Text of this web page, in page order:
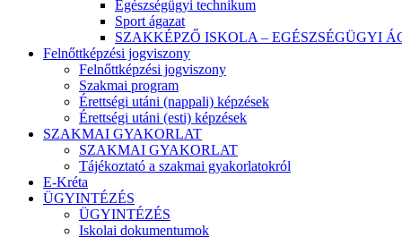
Egészségügyi technikum
Sport ágazat
SZAKKÉPZŐ ISKOLA – EGÉSZSÉGÜGYI
Felnőttképzési jogviszony
Felnőttképzési jogviszony
Szakmai program
Érettségi utáni (nappali) képzések
Érettségi utáni (esti) képzések
SZAKMAI GYAKORLAT
SZAKMAI GYAKORLAT
Tájékoztató a szakmai gyakorlatokról
E-Kréta
ÜGYINTÉZÉS
ÜGYINTÉZÉS
Iskolai dokumentumok